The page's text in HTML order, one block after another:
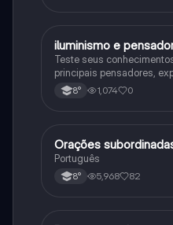
História
iluminismo e
Teste seus
principais pensadores,
impacto histórico.
8° 1,074 0
Português
Orações
Português
8° 5,968 82